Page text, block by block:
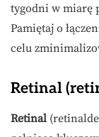
tygodni w miarę
Pamiętaj o
celu
Retinal
Retinal